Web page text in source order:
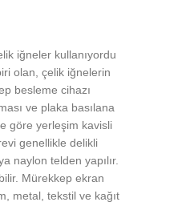
iğneler kullanıyordu
olan, çelik iğnelerin
besleme cihazı
ve plaka basılana
göre yerleşim kavisli
genellikle delikli
naylon telden yapılır.
Mürekkep ekran
metal, tekstil ve kağıt